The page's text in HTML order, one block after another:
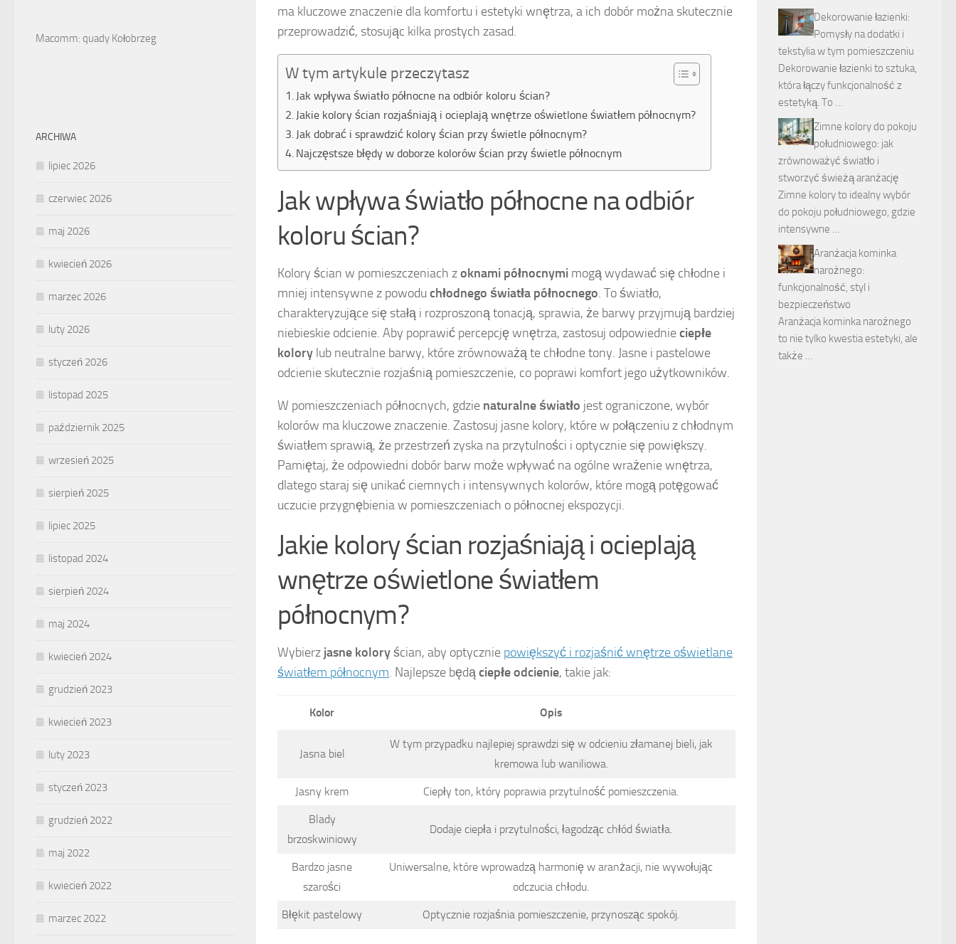
ma kluczowe znaczenie dla komfortu i estetyki wnętrza, a ich dobór można skutecznie
przeprowadzić, stosując kilka prostych zasad.
W tym artykule przeczytasz
Jak wpływa światło północne na odbiór koloru ścian?
Jakie kolory ścian rozjaśniają i ocieplają wnętrze oświetlone światłem północnym?
Jak dobrać i sprawdzić kolory ścian przy świetle północnym?
Najczęstsze błędy w doborze kolorów ścian przy świetle północnym
Jak wpływa światło północne na odbiór
koloru ścian?
Kolory ścian w pomieszczeniach zoknami północnymi mogą wydawać się chłodne i
mniej intensywne z powodu chłodnego światła północnego. To światło,
charakteryzujące się stałą i rozproszoną tonacją, sprawia, że barwy przyjmują bardziej
niebieskie odcienie. Aby poprawić percepcję wnętrza, zastosuj odpowiednieciepłe
kolory lub neutralne barwy, które zrównoważą te chłodne tony. Jasne i pastelowe
odcienie skutecznie rozjaśnią pomieszczenie, co poprawi komfort jego użytkowników.
W pomieszczeniach północnych, gdzie naturalne światło jest ograniczone, wybór
kolorów ma kluczowe znaczenie. Zastosuj jasne kolory, które w połączeniu z chłodnym
światłem sprawią, że przestrzeń zyska na przytulności i optycznie się powiększy.
Pamiętaj, że odpowiedni dobór barw może wpływać na ogólne wrażenie wnętrza,
dlatego staraj się unikać ciemnych i intensywnych kolorów, które mogą potęgować
uczucie przygnębienia w pomieszczeniach o północnej ekspozycji.
Jakie kolory ścian rozjaśniają i ocieplają
wnętrze oświetlone światłem
północnym?
Wybierz jasne koloryścian, aby optycznie powiększyć i rozjaśnić wnętrze oświetlane
światłem północnym. Najlepsze będąciepłe odcienie, takie jak:
Kolor Opis
Jasna biel
W tym przypadku najlepiej sprawdzi się w odcieniu złamanej bieli, jak
kremowa lub waniliowa.
Jasny krem Ciepły ton, który poprawia przytulność pomieszczenia.
Blady
brzoskwiniowy
Dodaje ciepła i przytulności, łagodząc chłód światła.
Bardzo jasne
szarości
Uniwersalne, które wprowadzą harmonię w aranżacji, nie wywołując
odczucia chłodu.
Błękit pastelowy Optycznie rozjaśnia pomieszczenie, przynosząc spokój.
Macomm: quady Kołobrzeg
ARCHIWA
lipiec 2026
czerwiec 2026
maj 2026
kwiecień 2026
marzec 2026
luty 2026
styczeń 2026
listopad 2025
październik 2025
wrzesień 2025
sierpień 2025
lipiec 2025
listopad 2024
sierpień 2024
maj 2024
kwiecień 2024
grudzień 2023
kwiecień 2023
luty 2023
styczeń 2023
grudzień 2022
maj 2022
kwiecień 2022
marzec 2022
Dekorowanie łazienki:
Pomysły na dodatki i
tekstylia w tym pomieszczeniu
Dekorowanie łazienki to sztuka,
która łączy funkcjonalność z
estetyką. To …
Zimne kolory do pokoju
południowego: jak
zrównoważyć światło i
stworzyć świeżą aranżację
Zimne kolory to idealny wybór
do pokoju południowego, gdzie
intensywne …
Aranżacja kominka
narożnego:
funkcjonalność, styl i
bezpieczeństwo
Aranżacja kominka narożnego
to nie tylko kwestia estetyki, ale
także …